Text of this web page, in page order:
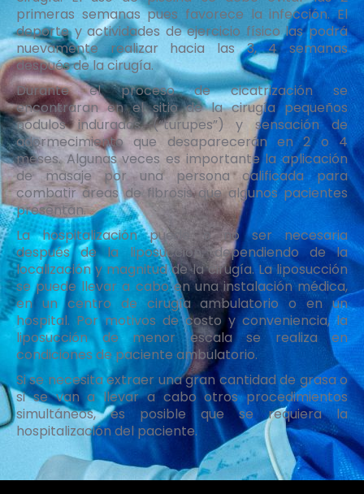
primeras semanas pues favorece la infección. El
deporte y actividades de ejercicio físico las podrá
nuevamente realizar hacia las 3, 4 semanas
después de la cirugía.
Durante el proceso de cicatrización se
encontraran en el sitio de la cirugía pequeños
nódulos indurados (“turupes”) y sensación de
adormecimiento que desaparecerán en 2 o 4
meses. Algunas veces es importante la aplicación
de masaje por una persona calificada para
combatir áreas de fibrosis que algunos pacientes
presentan.
La hospitalización puede o no ser necesaria
después de la liposucción, dependiendo de la
localización y magnitud de la cirugía. La liposucción
se puede llevar a cabo en una instalación médica,
en un centro de cirugía ambulatorio o en un
hospital. Por motivos de costo y conveniencia, la
liposucción de menor escala se realiza en
condiciones de paciente ambulatorio.
Si se necesita extraer una gran cantidad de grasa o
si se van a llevar a cabo otros procedimientos
simultáneos, es posible que se requiera la
hospitalización del paciente.